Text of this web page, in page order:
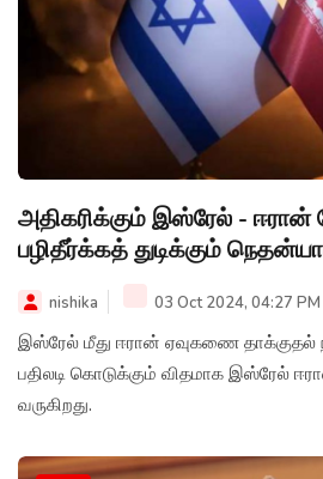
அதிகரிக்கும் இஸ்ரேல் - ஈரான்
பழிதீர்க்கத் துடிக்கும்
nishika 03 Oct 2024, 04:27 PM
இஸ்ரேல் மீது ஈரான் ஏவுகணை தாக்குதல்
பதிலடி கொடுக்கும் விதமாக இஸ்ரேல்
வருகிறது.